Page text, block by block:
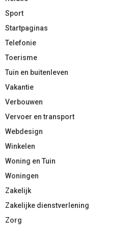
Sport
Startpaginas
Telefonie
Toerisme
Tuin en buitenleven
Vakantie
Verbouwen
Vervoer en transport
Webdesign
Winkelen
Woning en Tuin
Woningen
Zakelijk
Zakelijke dienstverlening
Zorg